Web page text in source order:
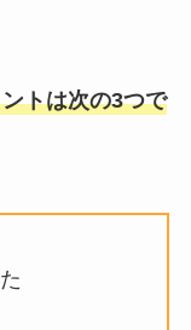
トは次の3つで